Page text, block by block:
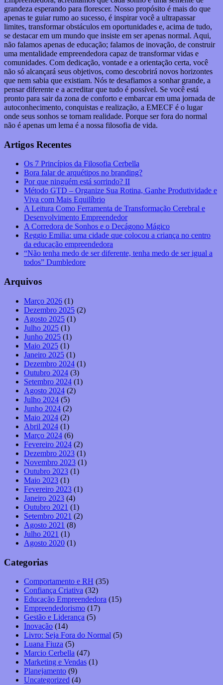
grandeza esperando para florescer. Nosso propósito é mais do que
apenas te guiar rumo ao sucesso, é inspirar você a ultrapassar
limites, transformar obstáculos em oportunidades e, acima de tudo,
se destacar em um mundo que insiste em ser apenas normal. Aqui,
não falamos apenas de educação; falamos de inovação, de construir
uma mentalidade empreendedora capaz de transformar vidas e
comunidades. Com dedicação, vontade e a orientação certa, você
não só alcançará seus objetivos, como descobrirá novos horizontes
que nem sabia que existiam. Nós te desafiamos a sonhar grande, a
pensar diferente e a acreditar que tudo é possível. Se você está
pronto para sair da zona de conforto e embarcar em uma jornada de
autoconhecimento, conquistas e realização, a EMECF é o lugar
onde seus sonhos se tornam realidade. Porque ser fora do normal
não é apenas um lema é a nossa filosofia de vida.
Artigos Recentes
Os 7 Princípios da Filosofia Cerbella
Bora falar de arquétipos no branding?
Por que ninguém está sorrindo? II
Método GTD – Organize Sua Rotina, Ganhe Produtividade e
Viva com Mais Equilíbrio
A Leitura Como Ferramenta de Transformação Cerebral e
Desenvolvimento Empreendedor
A Corredora de Sonhos e o Decágono Mágico
Reggio Emilia: uma cidade que colocou a criança no centro
da educação empreendedora
“Não tenha medo de ser diferente, tenha medo de ser igual a
todos” Dumbledore
Arquivos
Março 2026 (1)
Dezembro 2025 (2)
Agosto 2025 (1)
Julho 2025 (1)
Junho 2025 (1)
Maio 2025 (1)
Janeiro 2025 (1)
Dezembro 2024 (1)
Outubro 2024 (3)
Setembro 2024 (1)
Agosto 2024 (2)
Julho 2024 (5)
Junho 2024 (2)
Maio 2024 (2)
Abril 2024 (1)
Março 2024 (6)
Fevereiro 2024 (2)
Dezembro 2023 (1)
Novembro 2023 (1)
Outubro 2023 (1)
Maio 2023 (1)
Fevereiro 2023 (1)
Janeiro 2023 (4)
Outubro 2021 (1)
Setembro 2021 (2)
Agosto 2021 (8)
Julho 2021 (1)
Agosto 2020 (1)
Categorias
Comportamento e RH (35)
Confiança Criativa (32)
Educação Empreendedora (15)
Empreendedorismo (17)
Gestão e Liderança (5)
Inovação (14)
Livro: Seja Fora do Normal (5)
Luana Fiuza (5)
Marcio Cerbella (47)
Marketing e Vendas (1)
Planejamento (9)
Uncategorized (4)